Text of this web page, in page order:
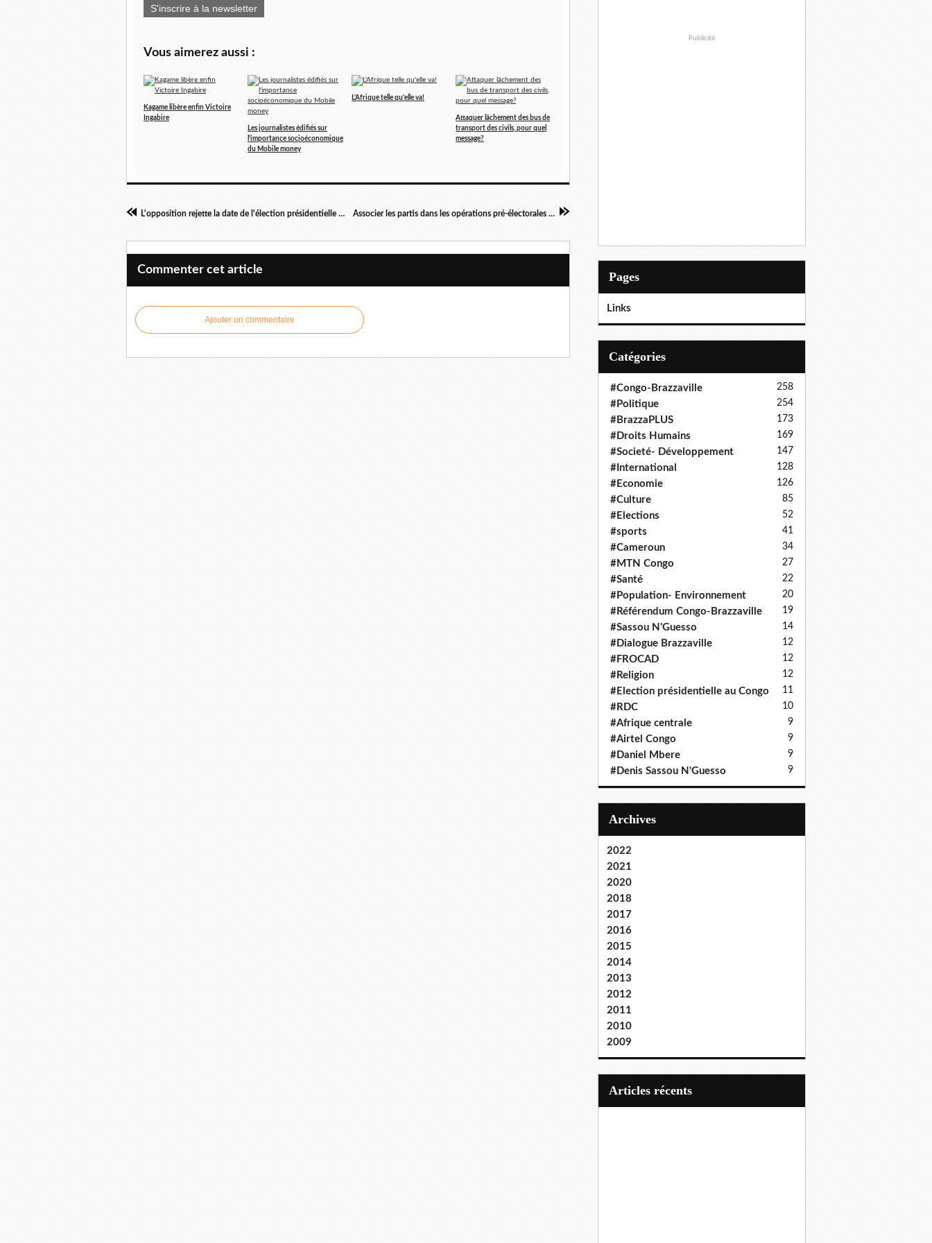
S'inscrire à la newsletter
Vous aimerez aussi :
Kagame libère enfin Victoire
Ingabire
Les journalistes édifiés sur
l'importance socioéconomique
du Mobile money
L'Afrique telle qu'elle va!
Attaquer lâchement des bus de
transport des civils, pour quel
message?
L'opposition rejette la date de l'élection présidentielle au Congo Associer les partis dans les opérations pré-électorales au Congo
Commenter cet article
Ajouter un commentaire
Publicité
Pages
Links
Catégories
#Congo-Brazzaville 258
#Politique 254
#BrazzaPLUS 173
#Droits Humains 169
#Societé- Développement 147
#International 128
#Economie 126
#Culture 85
#Elections 52
#sports 41
#Cameroun 34
#MTN Congo 27
#Santé 22
#Population- Environnement 20
#Référendum Congo-Brazzaville 19
#Sassou N'Guesso 14
#Dialogue Brazzaville 12
#FROCAD 12
#Religion 12
#Election présidentielle au Congo 11
#RDC 10
#Afrique centrale 9
#Airtel Congo 9
#Daniel Mbere 9
#Denis Sassou N'Guesso 9
Archives
2022
2021
2020
2018
2017
2016
2015
2014
2013
2012
2011
2010
2009
articles récents